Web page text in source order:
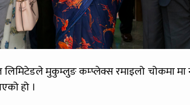
लिमिटेडले मुकुम्लुङ कम्प्लेक्स रमाइलो चोकमा
हो ।